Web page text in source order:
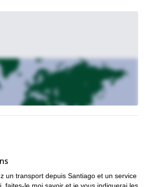
un transport depuis Santiago et un service